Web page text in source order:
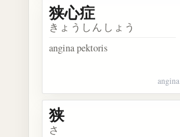
狭心症
きょうしんしょう
angina pektoris
狭
さ